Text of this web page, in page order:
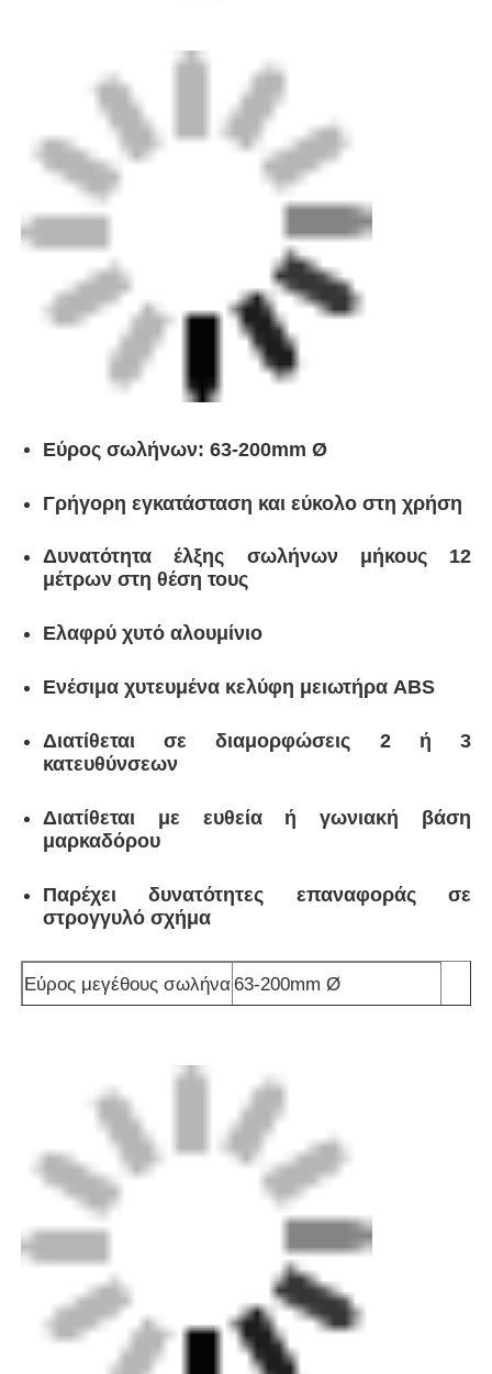
Παρέχει δυνατότητες επαναφοράς σε
στρογγυλό σχήμα
Εύρος μεγέθους σωλήνα 63-200mm Ø